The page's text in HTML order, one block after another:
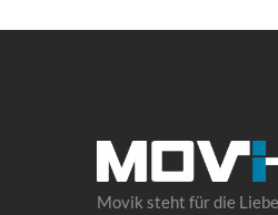
Movik steht für die